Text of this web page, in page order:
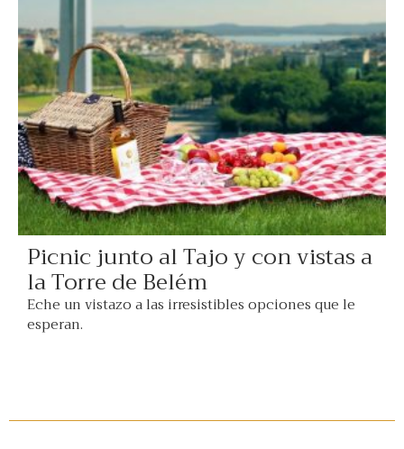
Picnic junto al Tajo y con vistas a
la Torre de Belém
Eche un vistazo a las irresistibles opciones que le
esperan.